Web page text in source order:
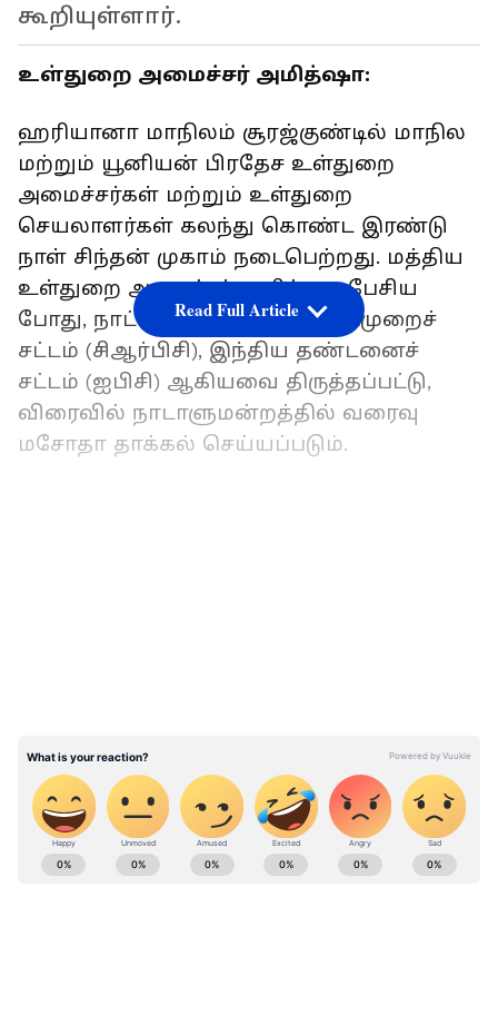
கூறியுள்ளார்.
உள்துறை அமைச்சர் அமித்ஷா:
ஹரியானா மாநிலம் சூரஜ்குண்டில் மாநில
மற்றும் யூனியன் பிரதேச உள்துறை
அமைச்சர்கள் மற்றும் உள்துறை
செயலாளர்கள் கலந்து கொண்ட இரண்டு
நாள் சிந்தன் முகாம் நடைபெற்றது. மத்திய
உள்துறை அமைச்சர் அமித்ஷா பேசிய
போது, நாட்டில் குற்றவியல் நடைமுறைச்
சட்டம் (சிஆர்பிசி), இந்திய தண்டனைச்
சட்டம் (ஐபிசி) ஆகியவை திருத்தப்பட்டு,
விரைவில் நாடாளுமன்றத்தில் வரைவு
மசோதா தாக்கல் செய்யப்படும்.
Read Full Article
ABOUT THE AUTHOR